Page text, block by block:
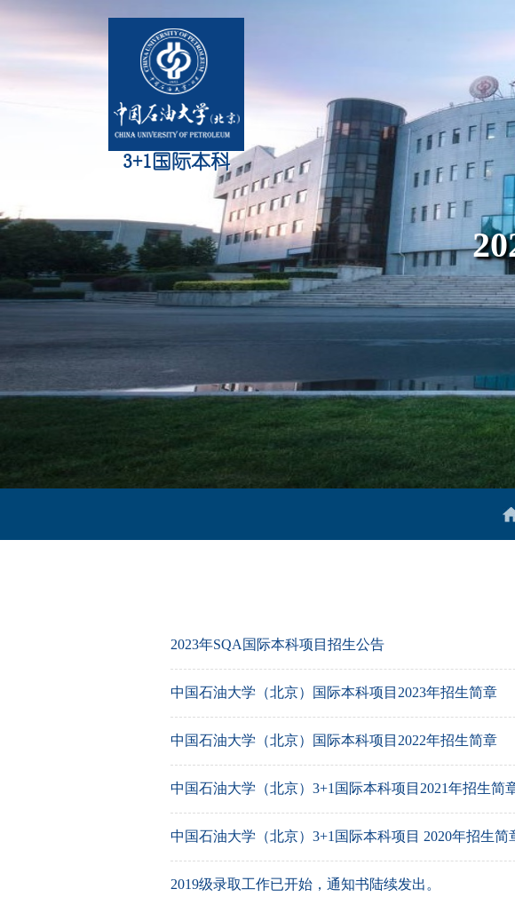
3+1国际本科
2023年SQA国际本科项目招生公告
中国石油大学（北京）国际本科项目2023年招生简章
中国石油大学（北京）国际本科项目2022年招生简章
中国石油大学（北京）3+1国际本科项目2021年招生简
中国石油大学（北京）3+1国际本科项目 2020年招生简
2019级录取工作已开始，通知书陆续发出。